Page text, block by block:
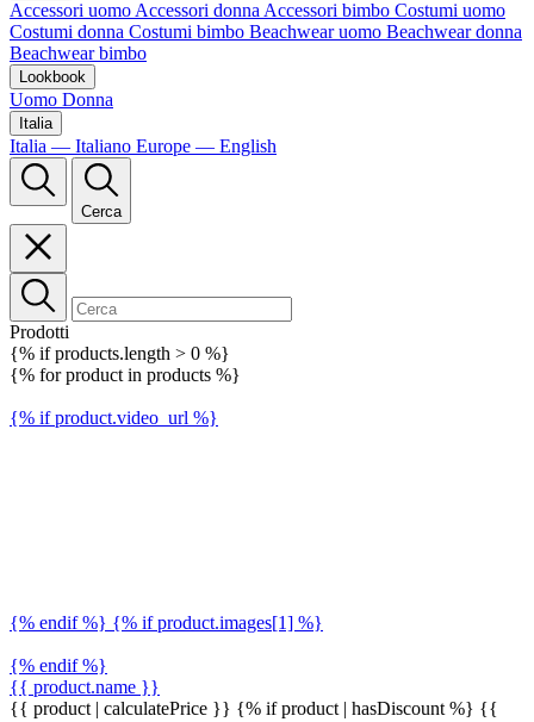
Accessori uomo Accessori donna Accessori bimbo Costumi uomo
Costumi donna Costumi bimbo Beachwear uomo Beachwear donna
Beachwear bimbo
Lookbook
Uomo Donna
Italia
Italia — Italiano Europe — English
Cerca
Prodotti
{% if products.length > 0 %}
{% for product in products %}
{% if product.video_url %}
{% endif %} {% if product.images[1] %}
{% endif %}
{{ product.name }}
{{ product | calculatePrice }} {% if product | hasDiscount %} {{